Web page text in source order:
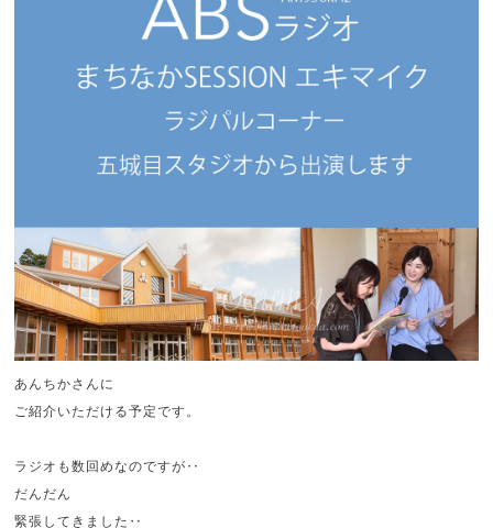
あんちかさんに
ご紹介いただける予定です。
ラジオも数回めなのですが‥
だんだん
緊張してきました‥